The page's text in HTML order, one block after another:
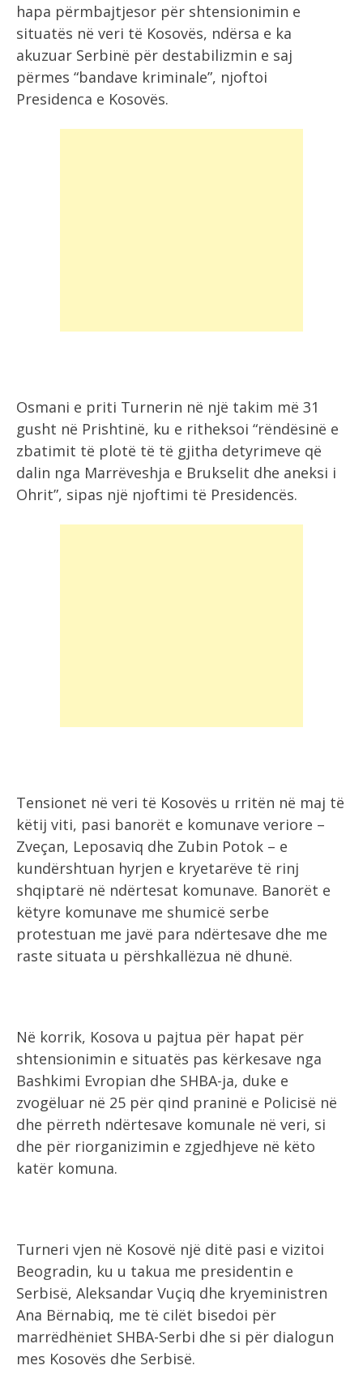
hapa përmbajtjesor për shtensionimin e
situatës në veri të Kosovës, ndërsa e ka
akuzuar Serbinë për destabilizmin e saj
përmes “bandave kriminale”, njoftoi
Presidenca e Kosovës.
Osmani e priti Turnerin në një takim më 31
gusht në Prishtinë, ku e ritheksoi “rëndësinë e
zbatimit të plotë të të gjitha detyrimeve që
dalin nga Marrëveshja e Brukselit dhe aneksi i
Ohrit”, sipas një njoftimi të Presidencës.
Tensionet në veri të Kosovës u rritën në maj të
këtij viti, pasi banorët e komunave veriore –
Zveçan, Leposaviq dhe Zubin Potok – e
kundërshtuan hyrjen e kryetarëve të rinj
shqiptarë në ndërtesat komunave. Banorët e
këtyre komunave me shumicë serbe
protestuan me javë para ndërtesave dhe me
raste situata u përshkallëzua në dhunë.
Në korrik, Kosova u pajtua për hapat për
shtensionimin e situatës pas kërkesave nga
Bashkimi Evropian dhe SHBA-ja, duke e
zvogëluar në 25 për qind praninë e Policisë në
dhe përreth ndërtesave komunale në veri, si
dhe për riorganizimin e zgjedhjeve në këto
katër komuna.
Turneri vjen në Kosovë një ditë pasi e vizitoi
Beogradin, ku u takua me presidentin e
Serbisë, Aleksandar Vuçiq dhe kryeministren
Ana Bërnabiq, me të cilët bisedoi për
marrëdhëniet SHBA-Serbi dhe si për dialogun
mes Kosovës dhe Serbisë.